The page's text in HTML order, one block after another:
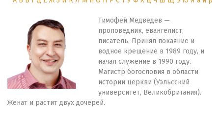
Тимофей Медведев —
проповедник, евангелист,
писатель. Принял покаяние и
водное крещение в 1989 году, и
начал служение в 1990 году.
Магистр богословия в области
истории церкви (Уэльсский
университет, Великобритания).
Женат и растит двух дочерей.